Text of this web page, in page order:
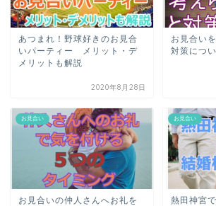
あつまれ！野球好きのお見合
いパーティー メリット・デ
メリットも解説
2020年8月28日
お見合い
対策につ
お見合い
お見合いの仲人さんへお礼を
お見合い
熱田神宮